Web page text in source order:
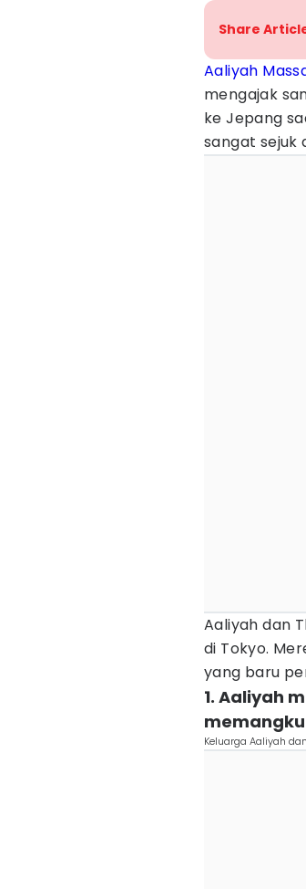
Share
Aaliyah
mengajak
ke Jepang
sangat sejuk
Aaliyah dan
di Tokyo.
yang baru
1. Aaliyah
Keluarga Aaliyah